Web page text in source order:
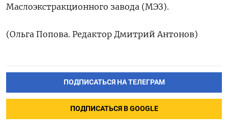
Маслоэкстракционного завода (МЭЗ).
(Ольга Попова. Редактор Дмитрий Антонов)
ПОДПИСАТЬСЯ НА ТЕЛЕГРАМ
ПОДПИСАТЬСЯ В GOOGLE